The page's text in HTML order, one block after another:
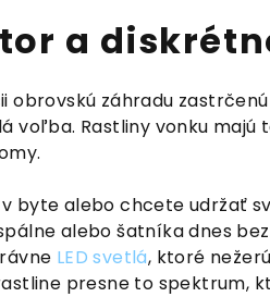
a
obrovskú záhradu
voľba. Rastliny vonku
byte alebo chcete udržať
alebo šatníka dnes
LED svetlá, ktoré
presne to spektrum,